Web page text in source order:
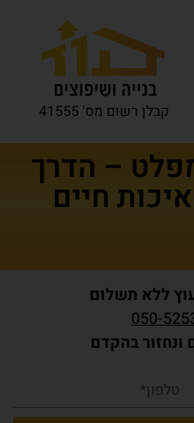
קבלן רשום מס' 41555
– הדרך
חיים
ללא תשלום
050-
ונחזור בהקדם